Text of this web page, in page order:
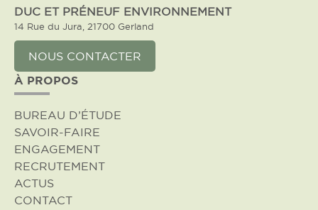
DUC ET PRÉNEUF ENVIRONNEMENT
14 Rue du Jura, 21700 Gerland
NOUS CONTACTER
À PROPOS
BUREAU D’ÉTUDE
SAVOIR-FAIRE
ENGAGEMENT
RECRUTEMENT
ACTUS
CONTACT